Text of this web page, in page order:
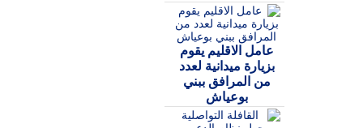
عامل الاقليم يقوم
بزيارة ميدانية لعدد
من المرافق ببني
بوعياش